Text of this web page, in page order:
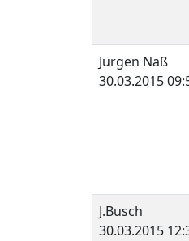
Jürgen Naß
30.03.2015
J.Busch
30.03.2015